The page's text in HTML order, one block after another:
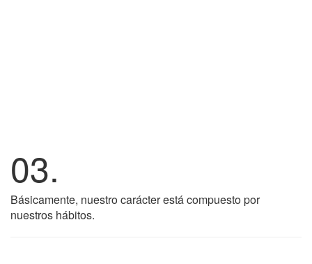
03.
Básicamente, nuestro carácter está compuesto por
nuestros hábitos.